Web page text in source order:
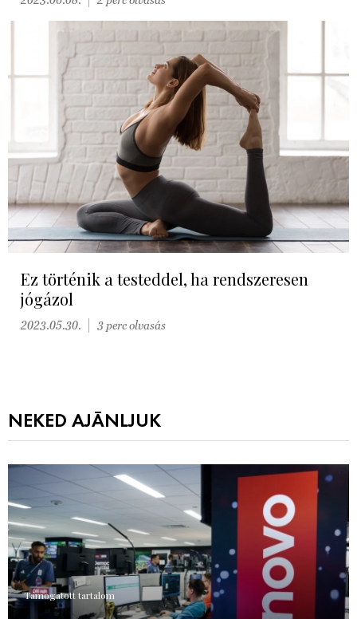
Ez történik a testeddel, ha rendszeresen
jógázol
2023.05.30. 3 perc olvasás
NEKED AJÁNLJUK
Támogatott tartalom